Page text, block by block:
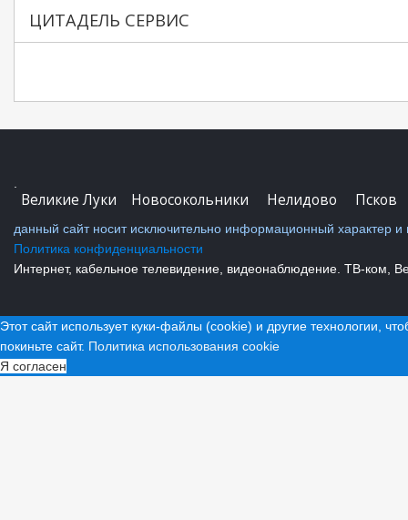
ЦИТАДЕЛЬ СЕРВИС
Великие Луки Новосокольники Нелидово Псков
данный сайт носит исключительно информационный характер
Политика конфиденциальности
Интернет, кабельное телевидение, видеонаблюдение. ТВ-ком,
Этот сайт использует куки-файлы (cookie) и другие технологии,
покиньте сайт. Политика использования cookie
Я согласен